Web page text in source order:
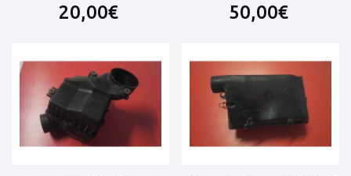
20,00€ 50,00€